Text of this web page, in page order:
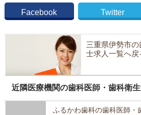
Facebook Twitter
三重県伊勢市
士求人一覧へ戻
近隣医療機関の歯科医師・歯科衛
ふるかわ歯科の歯科医師・